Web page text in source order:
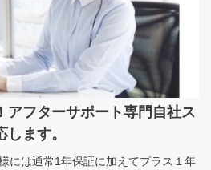
アフターサポート専門自社ス
ます。
には通常1年保証に加えてプラス１年